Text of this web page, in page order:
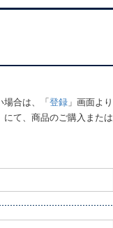
場合は、「登録 」画面より
て、商品のご購入または